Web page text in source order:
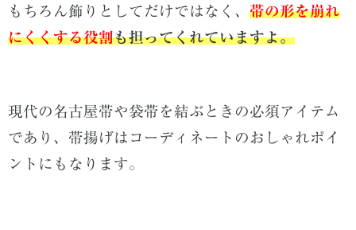
もちろん飾りとしてだけではなく、 帯の形を崩れ
にくくする役割も担ってくれていますよ。
現代の名古屋帯や袋帯を結ぶときの必須アイテム
であり、帯揚げはコーディネートのおしゃれポイ
ントにもなります。